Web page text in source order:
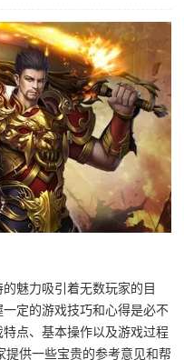
魅力吸引着无数玩家的目
定的游戏技巧和心得是必不
点、基本操作以及游戏过程
提供一些宝贵的参考意见和帮